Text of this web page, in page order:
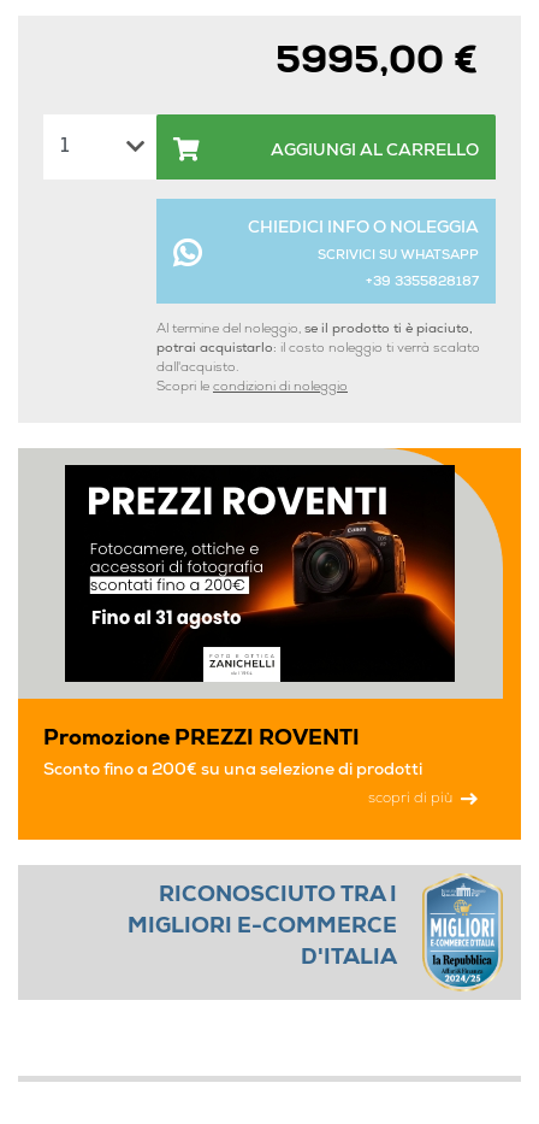
5995,00 €
AGGIUNGI AL CARRELLO
CHIEDICI INFO O NOLEGGIA
SCRIVICI SU WHATSAPP
+39 3355828187
Al termine del noleggio, se il prodotto ti è piaciuto,
potrai acquistarlo: il costo noleggio ti verrà scalato
dall'acquisto.
Scopri le condizioni di noleggio
Promozione PREZZI ROVENTI
Sconto fino a 200€ su una selezione di prodotti
scopri di più
RICONOSCIUTO TRA I
MIGLIORI E-COMMERCE
D'ITALIA